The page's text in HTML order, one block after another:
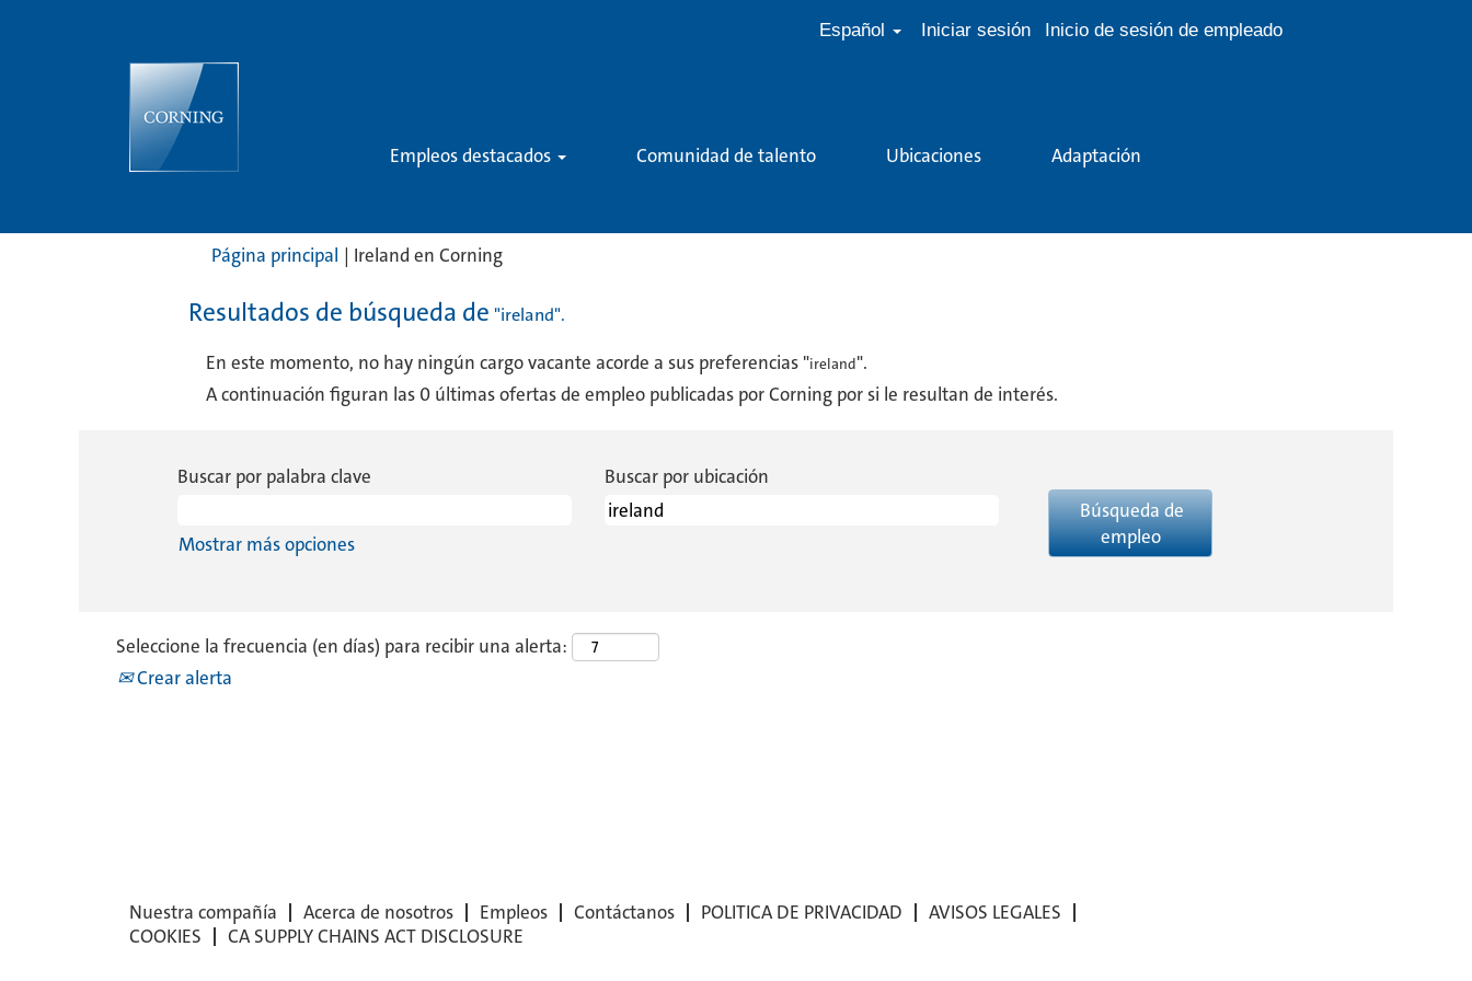
Español Iniciar sesión Inicio de sesión de empleado
Empleos destacados Comunidad de talento Ubicaciones Adaptación
Página principal | Ireland en Corning(página
Resultados de búsqueda de "ireland".
En este momento, no hay ningún cargo vacante acorde a sus preferencias "ireland".
A continuación figuran las 0 últimas ofertas de empleo publicadas por Corning por si le resultan de interés.
Buscar por palabra clave Buscar por ubicación
Mostrar más opciones
Seleccione la frecuencia (en días) para recibir una alerta:
Crear alerta
Nuestra compañía Acerca de nosotros Empleos Contáctanos POLITICA DE PRIVACIDAD
AVISOS LEGALES
COOKIES
CA SUPPLY CHAINS ACT DISCLOSURE